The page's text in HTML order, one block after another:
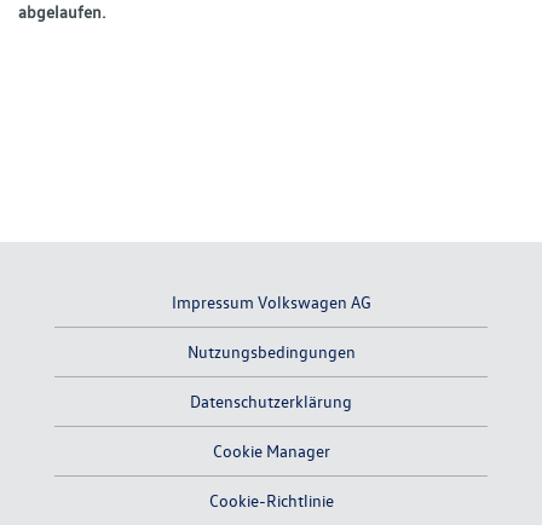
abgelaufen.
Impressum Volkswagen AG
Nutzungsbedingungen
Datenschutzerklärung
Cookie Manager
Cookie-Richtlinie